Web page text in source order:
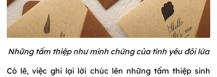
Những tấm thiệp như minh chứng của tình yêu đôi lứa
Có lẽ, việc ghi lại lời chúc lên những tấm thiệp sinh